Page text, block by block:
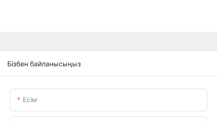
Бізбен байланысыңыз
Есім